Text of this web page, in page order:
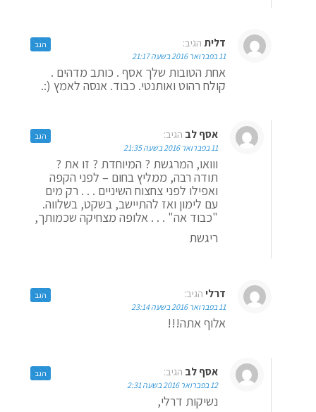
דלית הגיב:
11 בפברואר 2016 בשעה 21:17
אחת הטובות שלך אסף . כותב מדהים .
קולח רהוט ואותנטי. כבוד. אנסה לאמץ (:.
הגב
אסף לב הגיב:
11 בפברואר 2016 בשעה 21:35
ווואו, המרגשת ? המיוחדת ? זו את ?
תודה רבה, ממליץ בחום – לפני הקפה
ואפילו לפני צחצוח השיניים . . . רק מים
עם לימון ואז להתיישב, בשקט, בשלווה.
"כבוד אה" . . . אלופה מצחיקה שכמותך,
ריגשת
הגב
דרלי הגיב:
11 בפברואר 2016 בשעה 23:14
אלוף אתה!!!
הגב
אסף לב הגיב:
12 בפברואר 2016 בשעה 2:31
נשיקות דרלי,
הגב